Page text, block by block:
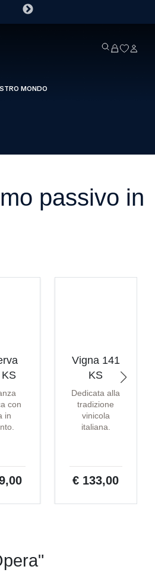
MONDO
passivo in
con
in
Vigna 141
KS
Dedicata alla
tradizione
vinicola
italiana.
€ 133,00